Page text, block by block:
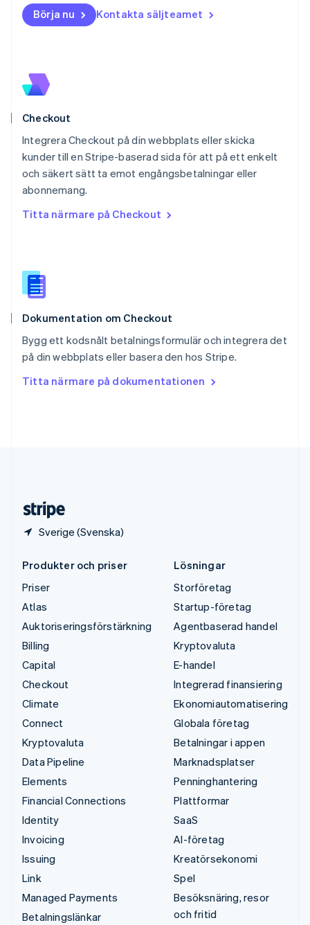
Börja nu Kontakta säljteamet
Checkout
Integrera Checkout på din webbplats eller skicka
kunder till en Stripe-baserad sida för att på ett enkelt
och säkert sätt ta emot engångsbetalningar eller
abonnemang.
Titta närmare på Checkout
Dokumentation om Checkout
Bygg ett kodsnålt betalningsformulär och integrera det
på din webbplats eller basera den hos Stripe.
Titta närmare på dokumentationen
Sverige (Svenska)
Norge
English
English
Portugal
Rumänien
Schweiz
DeutschFrançaisItalianoEnglish
Singapore
English简体中文
English
Español
Storbritannien
Sverige
Thailand
ไทยEnglish
English
Produkter och priser
Priser
Atlas
Auktoriseringsförstärkning
Billing
Capital
Checkout
Climate
Connect
Kryptovaluta
Data Pipeline
Elements
Financial Connections
Identity
Invoicing
Issuing
Link
Managed Payments
Betalningslänkar
Lösningar
Storföretag
Startup-företag
Agentbaserad handel
Kryptovaluta
E-handel
Integrerad finansiering
Ekonomiautomatisering
Globala företag
Betalningar i appen
Marknadsplatser
Penninghantering
Plattformar
SaaS
AI-företag
Kreatörsekonomi
Spel
Besöksnäring, resor
och fritid